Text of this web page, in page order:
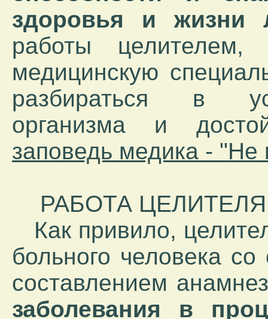
здоровья и жизни
работы
медицинскую
разбираться в
организма и
заповедь медика - "Не
РАБОТА
Как привило,
больного человека
составлением
заболевания в